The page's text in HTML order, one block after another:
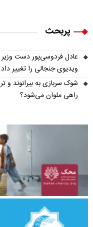
پربحث
عادل فردوسی‌پور دست وزیر
ویدیوی جنجالی را تغییر داد
شوک سربازی به بیرانوند و
راهی ملوان می‌شود؟